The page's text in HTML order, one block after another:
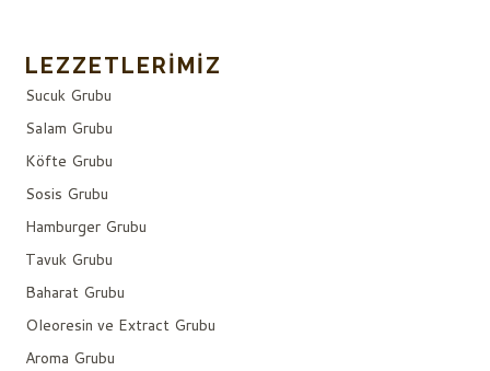
LEZZETLERIMIZ
Sucuk Grubu
Salam Grubu
Köfte Grubu
Sosis Grubu
Hamburger Grubu
Tavuk Grubu
Baharat Grubu
Oleoresin ve Extract Grubu
Aroma Grubu